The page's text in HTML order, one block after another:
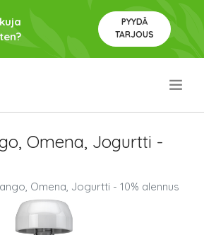
PYYDÄ
TARJOUS
Omena, Jogurtti -
Omena, Jogurtti - 10% alennus